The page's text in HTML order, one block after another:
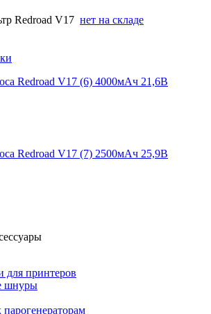
Redroad V17 нет на складе
Redroad V17 (6) 4000мАч 21,6В
Redroad V17 (7) 2500мАч 25,9В
для принтеров
шнуры